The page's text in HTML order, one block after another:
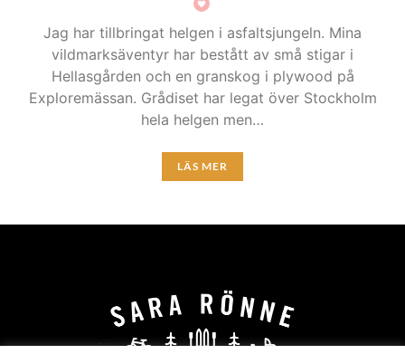
Jag har tillbringat helgen i asfaltsjungeln. Mina
vildmarksäventyr har bestått av små stigar i
Hellasgården och en granskog i plywood på
Exploremässan. Grådiset har legat över Stockholm
hela helgen men…
LÄS MER